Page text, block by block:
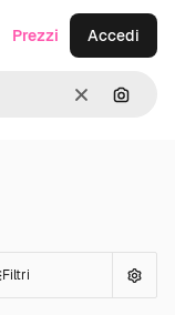
CancellaCerca
Prezzi Accedi
Filtri